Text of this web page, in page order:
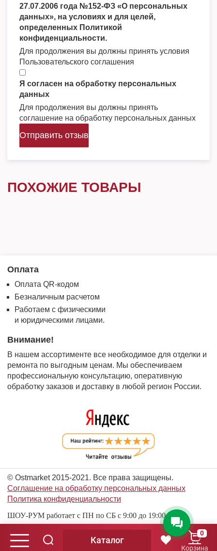
27.07.2006 года №152-ФЗ «О персональных
данных», на условиях и для целей,
определенных Политикой
конфиденциальности.
Для продолжения вы должны принять условия
Пользовательского соглашения
Я согласен на обработку персональных
данных
Для продолжения вы должны принять
соглашение на обработку персональных данных
Отправить отзыв
ПОХОЖИЕ ТОВАРЫ
Оплата
Оплата QR-кодом
Безналичным расчетом
Работаем с физическими
и юридическими лицами.
Внимание!
В нашем ассортименте все необходимое для отделки и
ремонта по выгодным ценам. Мы обеспечиваем
профессиональную консультацию, оперативную
обработку заказов и доставку в любой регион России.
© Ostmarket 2015-2021. Все права защищены.
Соглашение на обработку персональных данных
Политика конфиденциальности
ШОУ-РУМ работает с ПН по СБ с 9:00 до 19:00
© Ostmarket 2015-2026. Все права защищены.
Каталог
0
Корзина